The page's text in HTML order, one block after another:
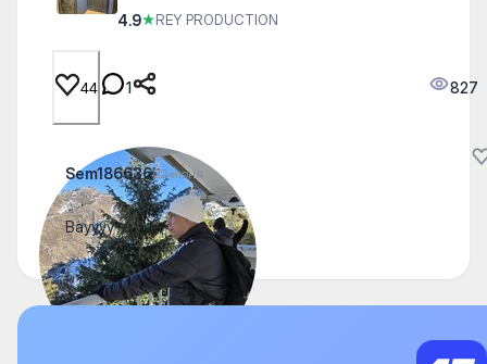
4.9★RЕY PRODUCTION
44 1 827
Sem18663622 июня
Вауууу